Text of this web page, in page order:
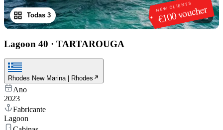
NEW CLIENTS
€100 voucher
1 /3
Todas 3
Lagoon 40 · TARTAROUGA
Rhodes New Marina | Rhodes
Ano
2023
Fabricante
Lagoon